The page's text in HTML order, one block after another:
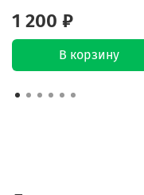
1 200 ₽
В корзину